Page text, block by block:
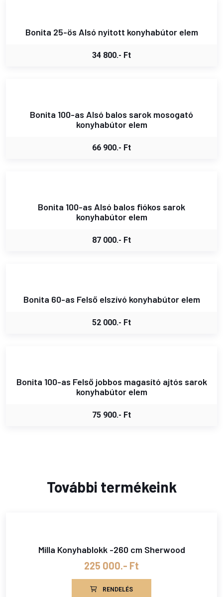
Bonita 25-ös Alsó nyitott konyhabútor elem
34 800.- Ft
Bonita 100-as Alsó balos sarok mosogató
konyhabútor elem
66 900.- Ft
Bonita 100-as Alsó balos fiókos sarok
konyhabútor elem
87 000.- Ft
Bonita 60-as Felső elszívó konyhabútor elem
52 000.- Ft
Bonita 100-as Felső jobbos magasító ajtós sarok
konyhabútor elem
75 900.- Ft
További termékeink
Milla Konyhablokk -260 cm Sherwood
225 000.- Ft
RENDELÉS